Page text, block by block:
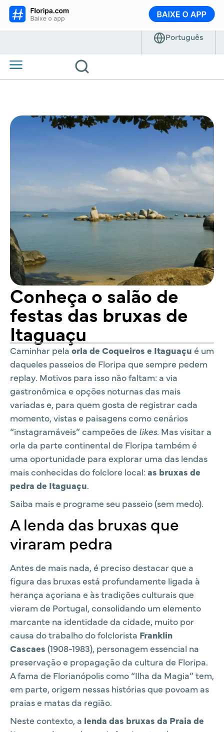
Conheça o salão de
festas das bruxas de
Itaguaçu
Caminhar pela orla de Coqueiros e Itaguaçu é um
daqueles passeios de Floripa que sempre pedem
replay. Motivos para isso não faltam: a via
gastronômica e opções noturnas das mais
variadas e, para quem gosta de registrar cada
momento, vistas e paisagens como cenários
“instagramáveis” campeões de likes. Mas visitar a
orla da parte continental de Floripa também é
uma oportunidade para explorar uma das lendas
mais conhecidas do folclore local: as bruxas de
pedra de Itaguaçu.
Saiba mais e programe seu passeio (sem medo).
A lenda das bruxas que
viraram pedra
Antes de mais nada, é preciso destacar que a
figura das bruxas está profundamente ligada à
herança açoriana e às tradições culturais que
vieram de Portugal, consolidando um elemento
marcante na identidade da cidade, muito por
causa do trabalho do folclorista Franklin
Cascaes (1908-1983), personagem essencial na
preservação e propagação da cultura de Floripa.
A fama de Florianópolis como “Ilha da Magia” tem,
em parte, origem nessas histórias que povoam as
praias e matas da região.
Neste contexto, a lenda das bruxas da Praia de